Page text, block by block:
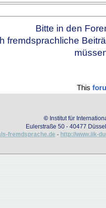
Bitte in den
fremdsprachliche
This
© Institut für
Eulerstraße 50 - 40477
fremdsprache.de - http://www.iik-